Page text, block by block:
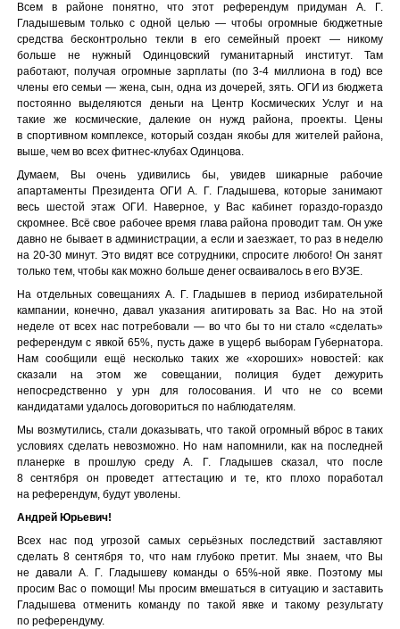
Всем в районе понятно, что этот референдум придуман А. Г.
Гладышевым только с одной целью — чтобы огромные бюджетные
средства бесконтрольно текли в его семейный проект — никому
больше не нужный Одинцовский гуманитарный институт. Там
работают, получая огромные зарплаты (по 3-4 миллиона в год) все
члены его семьи — жена, сын, одна из дочерей, зять. ОГИ из бюджета
постоянно выделяются деньги на Центр Космических Услуг и на
такие же космические, далекие он нужд района, проекты. Цены
в спортивном комплексе, который создан якобы для жителей района,
выше, чем во всех фитнес-клубах Одинцова.
Думаем, Вы очень удивились бы, увидев шикарные рабочие
апартаменты Президента ОГИ А. Г. Гладышева, которые занимают
весь шестой этаж ОГИ. Наверное, у Вас кабинет гораздо-гораздо
скромнее. Всё свое рабочее время глава района проводит там. Он уже
давно не бывает в администрации, а если и заезжает, то раз в неделю
на 20-30 минут. Это видят все сотрудники, спросите любого! Он занят
только тем, чтобы как можно больше денег осваивалось в его ВУЗЕ.
На отдельных совещаниях А. Г. Гладышев в период избирательной
кампании, конечно, давал указания агитировать за Вас. Но на этой
неделе от всех нас потребовали — во что бы то ни стало «сделать»
референдум с явкой 65%, пусть даже в ущерб выборам Губернатора.
Нам сообщили ещё несколько таких же «хороших» новостей: как
сказали на этом же совещании, полиция будет дежурить
непосредственно у урн для голосования. И что не со всеми
кандидатами удалось договориться по наблюдателям.
Мы возмутились, стали доказывать, что такой огромный вброс в таких
условиях сделать невозможно. Но нам напомнили, как на последней
планерке в прошлую среду А. Г. Гладышев сказал, что после
8 сентября он проведет аттестацию и те, кто плохо поработал
на референдум, будут уволены.
Андрей Юрьевич!
Всех нас под угрозой самых серьёзных последствий заставляют
сделать 8 сентября то, что нам глубоко претит. Мы знаем, что Вы
не давали А. Г. Гладышеву команды о 65%-ной явке. Поэтому мы
просим Вас о помощи! Мы просим вмешаться в ситуацию и заставить
Гладышева отменить команду по такой явке и такому результату
по референдуму.